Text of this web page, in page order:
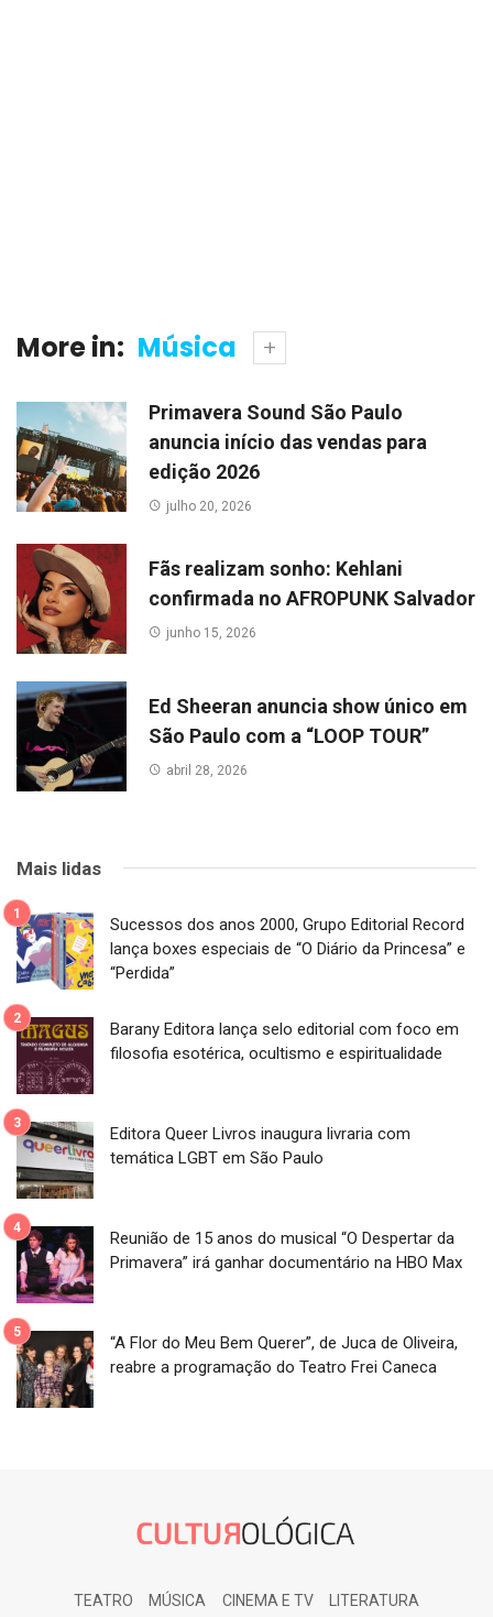
More in: Música
Primavera Sound São Paulo
anuncia início das vendas para
edição 2026
julho 20, 2026
Fãs realizam sonho: Kehlani
confirmada no AFROPUNK Salvador
junho 15, 2026
Ed Sheeran anuncia show único em
São Paulo com a “LOOP TOUR”
abril 28, 2026
Mais lidas
Sucessos dos anos 2000, Grupo Editorial Record
lança boxes especiais de “O Diário da Princesa” e
“Perdida”
Barany Editora lança selo editorial com foco em
filosofia esotérica, ocultismo e espiritualidade
Editora Queer Livros inaugura livraria com
temática LGBT em São Paulo
Reunião de 15 anos do musical “O Despertar da
Primavera” irá ganhar documentário na HBO Max
“A Flor do Meu Bem Querer”, de Juca de Oliveira,
reabre a programação do Teatro Frei Caneca
TEATRO MÚSICA CINEMA E TV LITERATURA